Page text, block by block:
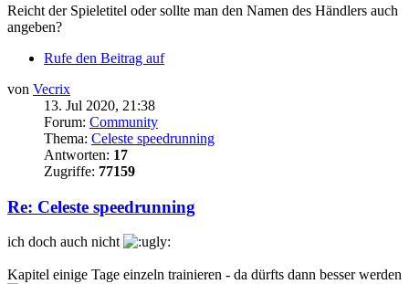
Reicht der Spieletitel oder sollte man den Namen des Händlers auch
angeben?
Rufe den Beitrag auf
von Vecrix
13. Jul 2020, 21:38
Forum: Community
Thema: Celeste speedrunning
Antworten: 17
Zugriffe: 77159
Re: Celeste speedrunning
ich doch auch nicht
Kapitel einige Tage einzeln trainieren - da dürfts dann besser werden